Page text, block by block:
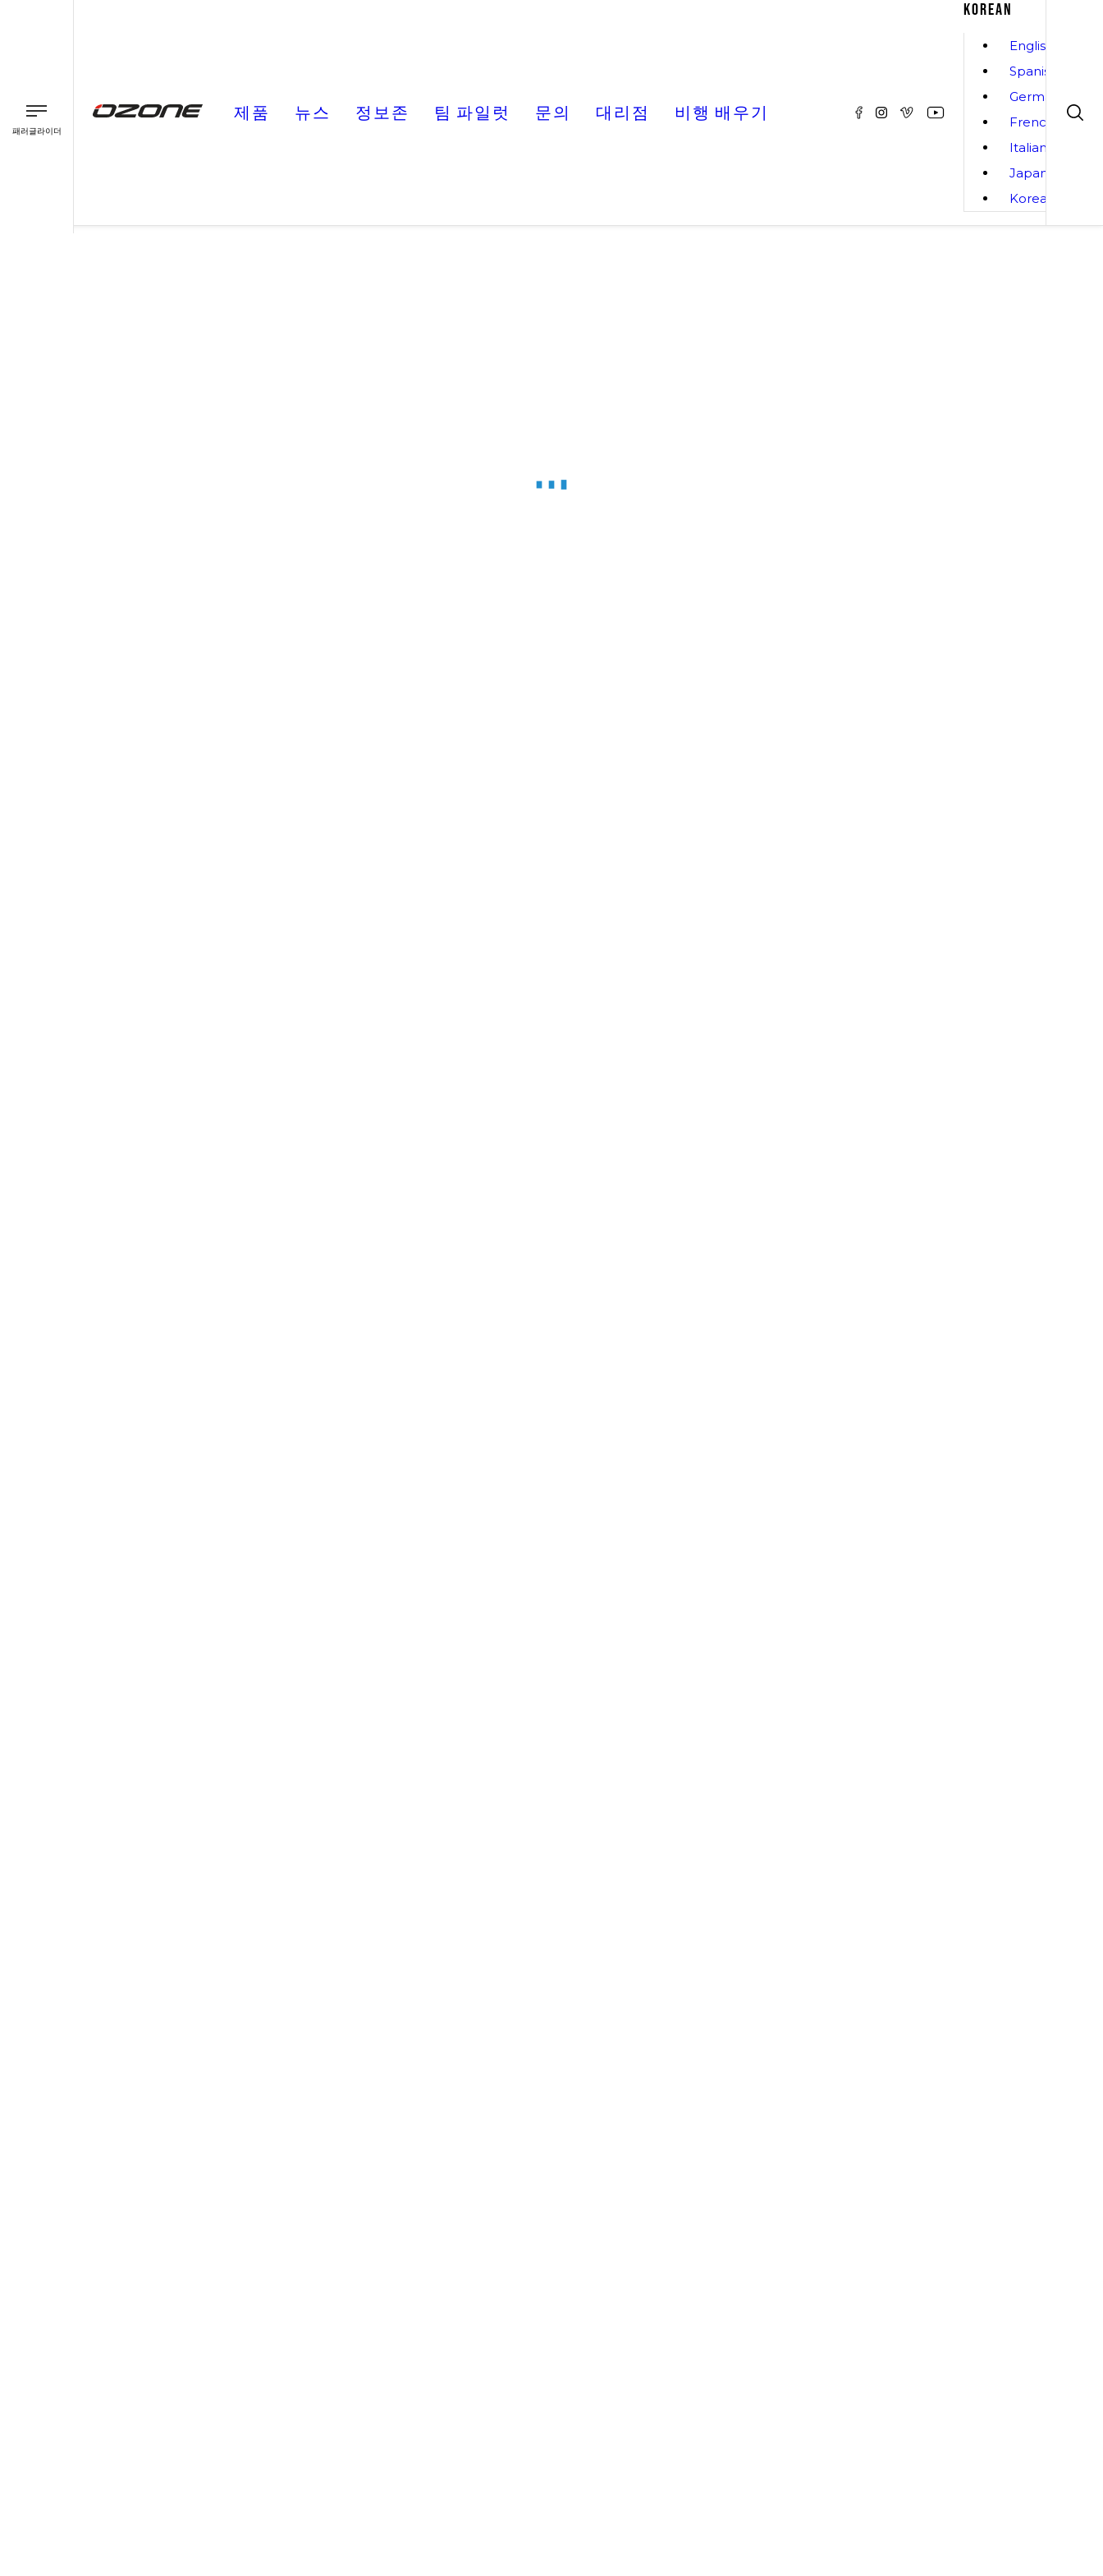
패러글라이더
제품 뉴스 정보존 팀 파일럿 문의 대리점 비행 배우기
KOREAN
English
Spanish
German
French
Italian
Japanese
Korean